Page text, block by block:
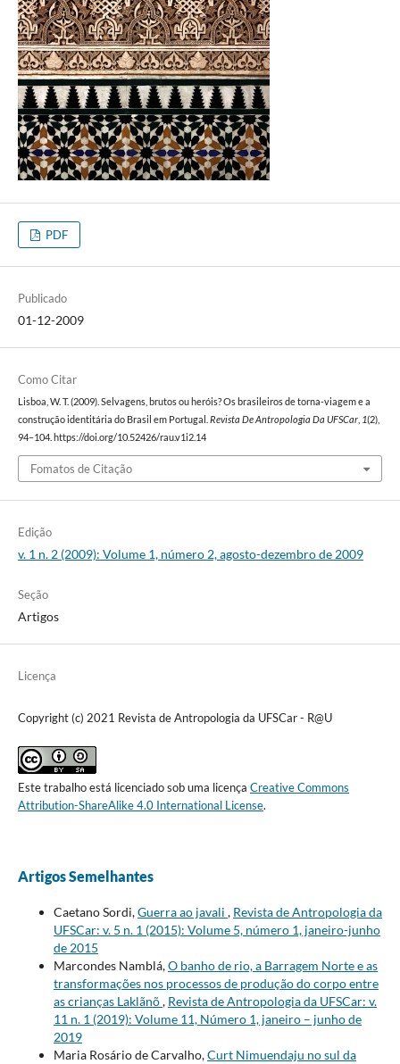
PDF
Publicado
01-12-2009
Como Citar
Lisboa, W. T. (2009). Selvagens, brutos ou heróis? Os brasileiros de torna-viagem e a
construção identitária do Brasil em Portugal. Revista De Antropologia Da UFSCar, 1(2),
94–104. https://doi.org/10.52426/rau.v1i2.14
Fomatos de Citação
Edição
v. 1 n. 2 (2009): Volume 1, número 2, agosto-dezembro de 2009
Seção
Artigos
Licença
Copyright (c) 2021 Revista de Antropologia da UFSCar - R@U
Este trabalho está licenciado sob uma licença Creative Commons
Attribution-ShareAlike 4.0 International License.
Artigos Semelhantes
Caetano Sordi,Guerra ao javali , Revista de Antropologia da
UFSCar: v. 5 n. 1 (2015): Volume 5, número 1, janeiro-junho
de 2015
Marcondes Namblá,O banho de rio, a Barragem Norte e as
transformações nos processos de produção do corpo entre
as crianças Laklãnõ, Revista de Antropologia da UFSCar: v.
11 n. 1 (2019): Volume 11, Número 1, janeiro – junho de
2019
Maria Rosário de Carvalho,Curt Nimuendaju no sul da